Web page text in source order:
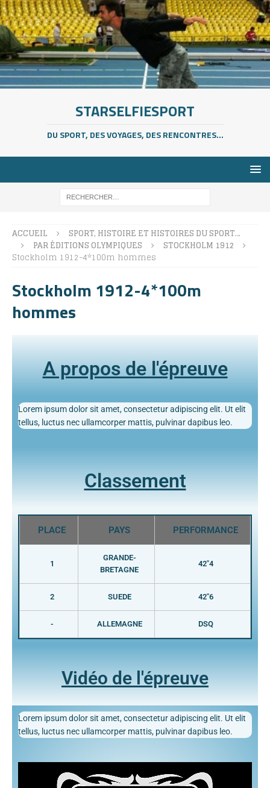
STARSELFIESPORT
DU SPORT, DES VOYAGES, DES RENCONTRES...
ACCUEIL
SPORT, HISTOIRE ET HISTOIRES DU SPORT…
PAR ÉDITIONS OLYMPIQUES
STOCKHOLM 1912
Stockholm 1912-4*100m hommes
Stockholm 1912-4*100m
hommes
A propos de l'épreuve
Lorem ipsum dolor sit amet, consectetur adipiscing elit. Ut elit
tellus, luctus nec ullamcorper mattis, pulvinar dapibus leo.
Classement
PLACE PAYS PERFORMANCE
1
GRANDE-
BRETAGNE
42"4
2 SUEDE 42"6
- ALLEMAGNE DSQ
Vidéo de l'épreuve
Lorem ipsum dolor sit amet, consectetur adipiscing elit. Ut elit
tellus, luctus nec ullamcorper mattis, pulvinar dapibus leo.